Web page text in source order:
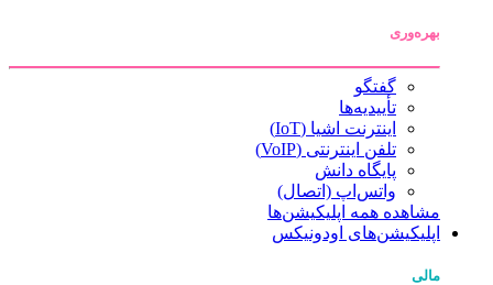
بهره‌وری
گفتگو
تأییدیه‌ها
اینترنت اشیا (IoT)
تلفن اینترنتی (VoIP)
پایگاه دانش
واتس‌اپ (اتصال)
مشاهده همه اپلیکیشن‌ها
اپلیکیشن‌های اودونیکس
مالی